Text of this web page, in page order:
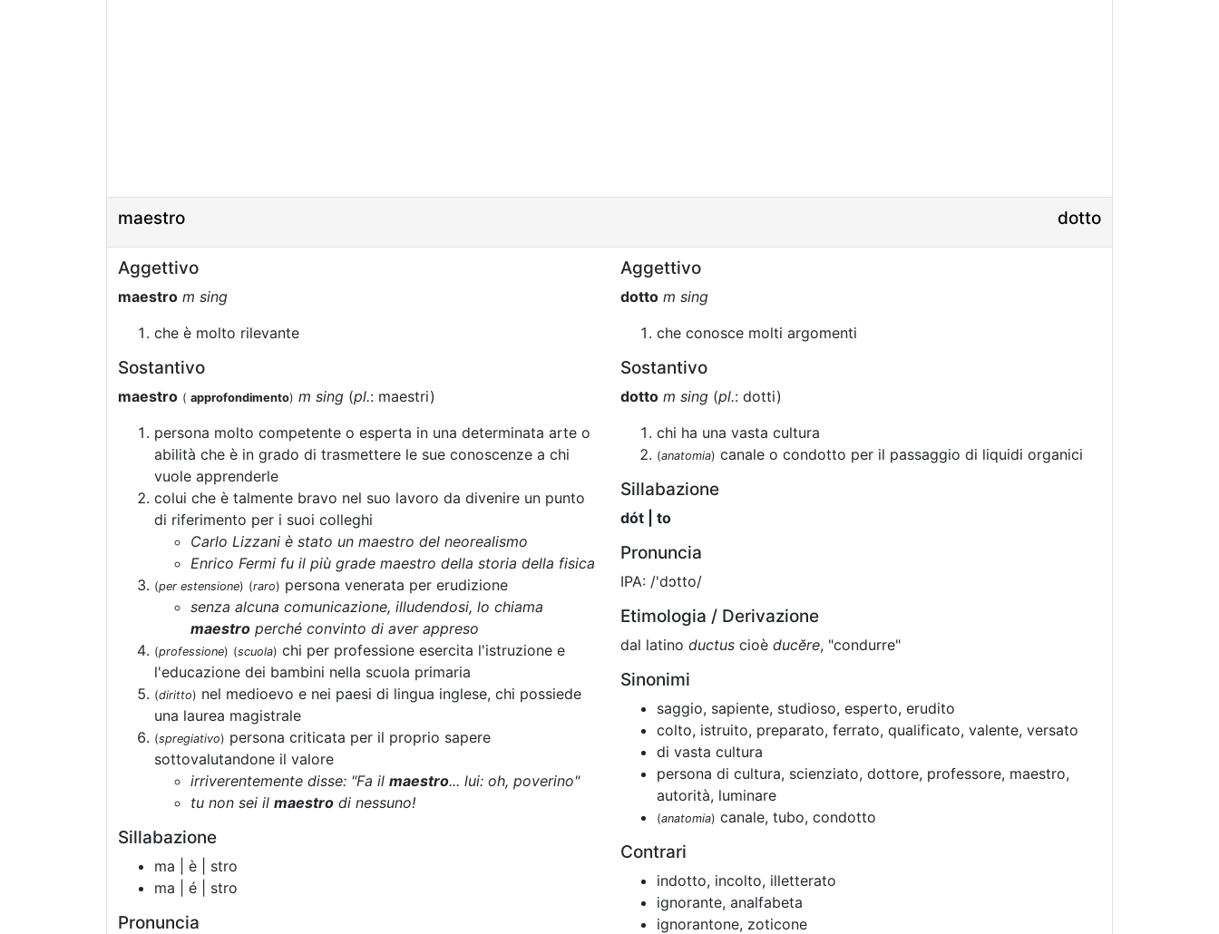
maestro dotto
Aggettivo
maestro m sing
che è molto rilevante
Sostantivo
maestro ( approfondimento) m sing (pl.: maestri)
persona molto competente o esperta in una determinata arte o
abilità che è in grado di trasmettere le sue conoscenze a chi
vuole apprenderle
colui che è talmente bravo nel suo lavoro da divenire un punto
di riferimento per i suoi colleghi
Carlo Lizzani è stato un maestro del neorealismo
Enrico Fermi fu il più grade maestro della storia della fisica
(per estensione) (raro) persona venerata per erudizione
senza alcuna comunicazione, illudendosi, lo chiama
maestro perché convinto di aver appreso
(professione) (scuola) chi per professione esercita l'istruzione e
l'educazione dei bambini nella scuola primaria
(diritto) nel medioevo e nei paesi di lingua inglese, chi possiede
una laurea magistrale
(spregiativo) persona criticata per il proprio sapere
sottovalutandone il valore
irriverentemente disse: "Fa il maestro... lui: oh, poverino"
tu non sei il maestro di nessuno!
Sillabazione
ma | è | stro
ma | é | stro
Pronuncia
Aggettivo
dotto m sing
che conosce molti argomenti
Sostantivo
dotto m sing (pl.: dotti)
chi ha una vasta cultura
(anatomia) canale o condotto per il passaggio di liquidi organici
Sillabazione
dót | to
Pronuncia
IPA: /'dɔtto/
Etimologia / Derivazione
dal latino ductus cioè ducĕre, "condurre"
Sinonimi
saggio, sapiente, studioso, esperto, erudito
colto, istruito, preparato, ferrato, qualificato, valente, versato
di vasta cultura
persona di cultura, scienziato, dottore, professore, maestro,
autorità, luminare
(anatomia) canale, tubo, condotto
Contrari
indotto, incolto, illetterato
ignorante, analfabeta
ignorantone, zoticone